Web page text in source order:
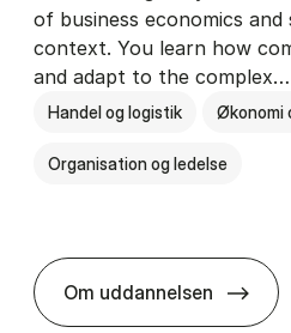
of business economics
context. You learn how
and adapt to the complex…
Handel og logistik Økonomi
Organisation og ledelse
Om uddannelsen
BSc in